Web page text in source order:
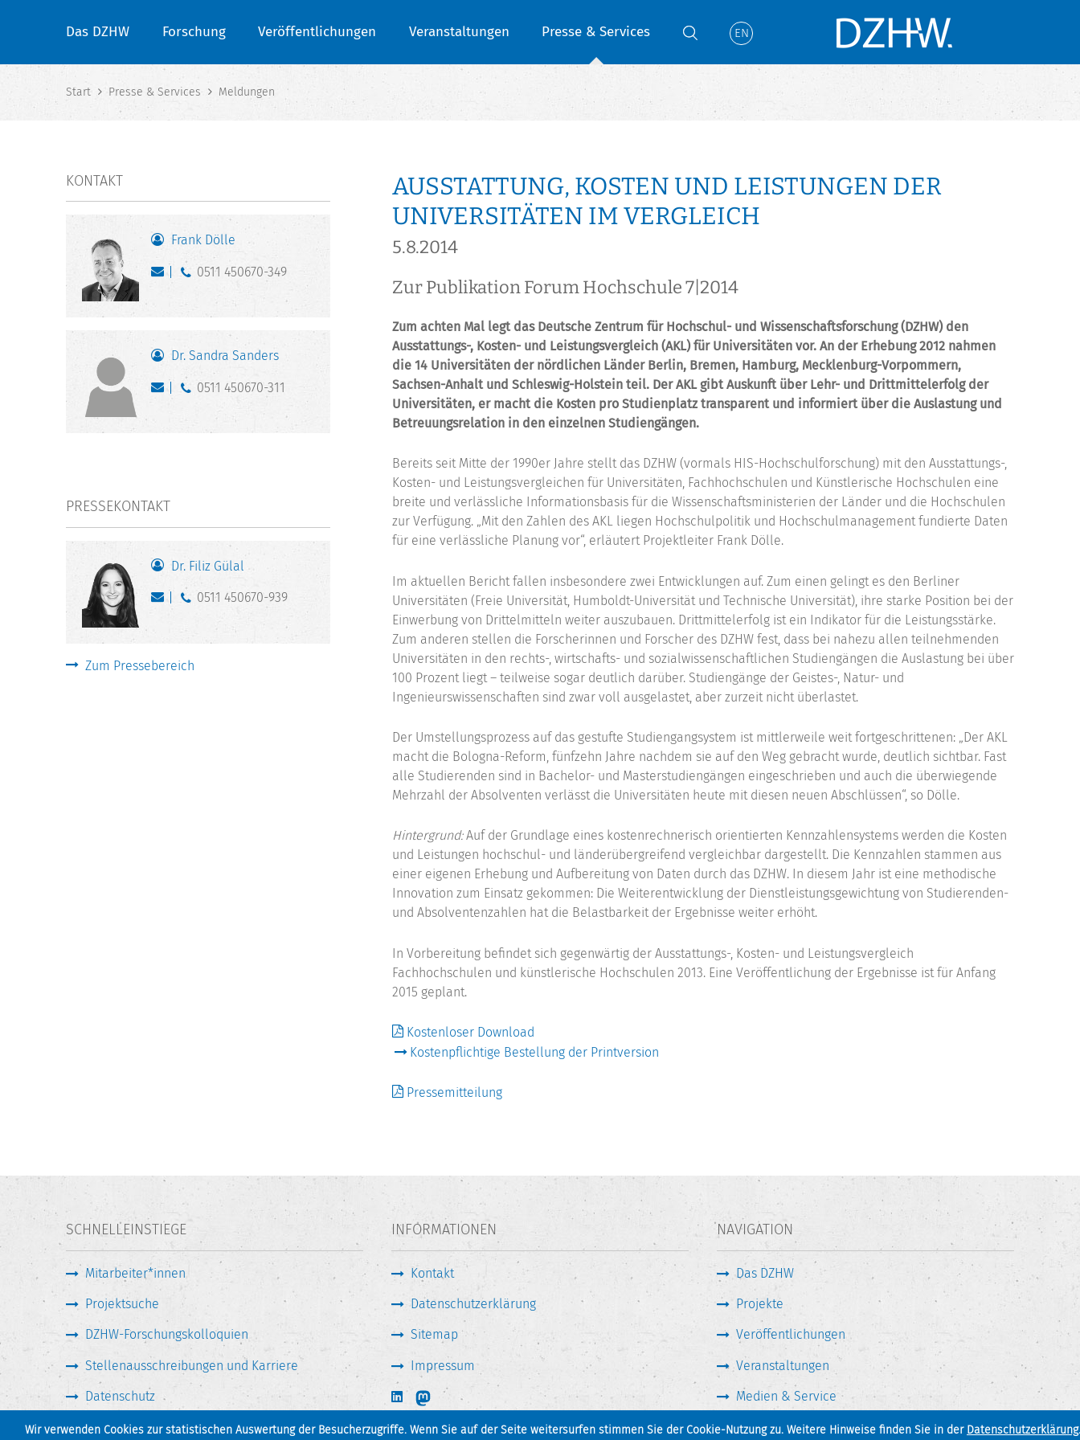
Wir verwenden Cookies zur statistischen Auswertung der Besucherzugriffe. Wenn Sie auf der Seite weitersurfen stimmen Sie der Cookie-Nutzung zu. Weitere Hinweise finden Sie in der Datenschutzerklärung.
Das DZHW Forschung Veröffentlichungen Veranstaltungen Presse & Services EN
Start Presse & Services Meldungen
AUSSTATTUNG, KOSTEN UND LEISTUNGEN DER
UNIVERSITÄTEN IM VERGLEICH
5.8.2014
Zur Publikation Forum Hochschule 7|2014
Zum achten Mal legt das Deutsche Zentrum für Hochschul- und Wissenschaftsforschung (DZHW) den
Ausstattungs-, Kosten- und Leistungsvergleich (AKL) für Universitäten vor. An der Erhebung 2012 nahmen
die 14 Universitäten der nördlichen Länder Berlin, Bremen, Hamburg, Mecklenburg-Vorpommern,
Sachsen-Anhalt und Schleswig-Holstein teil. Der AKL gibt Auskunft über Lehr- und Drittmittelerfolg der
Universitäten, er macht die Kosten pro Studienplatz transparent und informiert über die Auslastung und
Betreuungsrelation in den einzelnen Studiengängen.
Bereits seit Mitte der 1990er Jahre stellt das DZHW (vormals HIS-Hochschulforschung) mit den Ausstattungs-,
Kosten- und Leistungsvergleichen für Universitäten, Fachhochschulen und Künstlerische Hochschulen eine
breite und verlässliche Informationsbasis für die Wissenschaftsministerien der Länder und die Hochschulen
zur Verfügung. „Mit den Zahlen des AKL liegen Hochschulpolitik und Hochschulmanagement fundierte Daten
für eine verlässliche Planung vor“, erläutert Projektleiter Frank Dölle.
Im aktuellen Bericht fallen insbesondere zwei Entwicklungen auf. Zum einen gelingt es den Berliner
Universitäten (Freie Universität, Humboldt-Universität und Technische Universität), ihre starke Position bei der
Einwerbung von Drittelmitteln weiter auszubauen. Drittmittelerfolg ist ein Indikator für die Leistungsstärke.
Zum anderen stellen die Forscherinnen und Forscher des DZHW fest, dass bei nahezu allen teilnehmenden
Universitäten in den rechts-, wirtschafts- und sozialwissenschaftlichen Studiengängen die Auslastung bei über
100 Prozent liegt – teilweise sogar deutlich darüber. Studiengänge der Geistes-, Natur- und
Ingenieurswissenschaften sind zwar voll ausgelastet, aber zurzeit nicht überlastet.
Der Umstellungsprozess auf das gestufte Studiengangsystem ist mittlerweile weit fortgeschrittenen: „Der AKL
macht die Bologna-Reform, fünfzehn Jahre nachdem sie auf den Weg gebracht wurde, deutlich sichtbar. Fast
alle Studierenden sind in Bachelor- und Masterstudiengängen eingeschrieben und auch die überwiegende
Mehrzahl der Absolventen verlässt die Universitäten heute mit diesen neuen Abschlüssen“, so Dölle.
Hintergrund:Auf der Grundlage eines kostenrechnerisch orientierten Kennzahlensystems werden die Kosten
und Leistungen hochschul- und länderübergreifend vergleichbar dargestellt. Die Kennzahlen stammen aus
einer eigenen Erhebung und Aufbereitung von Daten durch das DZHW. In diesem Jahr ist eine methodische
Innovation zum Einsatz gekommen: Die Weiterentwicklung der Dienstleistungsgewichtung von Studierenden-
und Absolventenzahlen hat die Belastbarkeit der Ergebnisse weiter erhöht.
In Vorbereitung befindet sich gegenwärtig der Ausstattungs-, Kosten- und Leistungsvergleich
Fachhochschulen und künstlerische Hochschulen 2013. Eine Veröffentlichung der Ergebnisse ist für Anfang
2015 geplant.
Kostenloser Download
Kostenpflichtige Bestellung der Printversion
Pressemitteilung
KONTAKT
Frank Dölle
0511 450670-349
Dr. Sandra Sanders
0511 450670-311
PRESSEKONTAKT
Dr. Filiz Gülal
0511 450670-939
Zum Pressebereich
SCHNELLEINSTIEGE
Mitarbeiter*innen
Projektsuche
DZHW-Forschungskolloquien
Stellenausschreibungen und Karriere
Datenschutz
INFORMATIONEN
Kontakt
Datenschutzerklärung
Sitemap
Impressum
NAVIGATION
Das DZHW
Projekte
Veröffentlichungen
Veranstaltungen
Medien & Service